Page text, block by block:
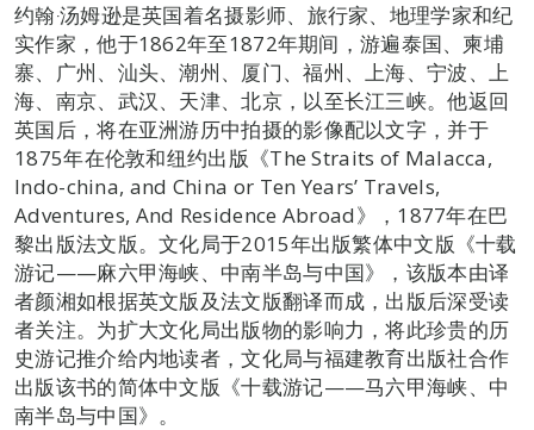
约翰‧汤姆逊是英国着名摄影师、旅行家、地理学家和纪
实作家，他于1862年至1872年期间，游遍泰国、柬埔
寨、广州、汕头、潮州、厦门、福州、上海、宁波、上
海、南京、武汉、天津、北京，以至长江三峡。他返回
英国后，将在亚洲游历中拍摄的影像配以文字，并于
1875年在伦敦和纽约出版《The Straits of Malacca,
Indo-china, and China or Ten Years’ Travels,
Adventures, And Residence Abroad》，1877年在巴
黎出版法文版。文化局于2015年出版繁体中文版《十载
游记——麻六甲海峡、中南半岛与中国》，该版本由译
者颜湘如根据英文版及法文版翻译而成，出版后深受读
者关注。为扩大文化局出版物的影响力，将此珍贵的历
史游记推介给内地读者，文化局与福建教育出版社合作
出版该书的简体中文版《十载游记——马六甲海峡、中
南半岛与中国》。